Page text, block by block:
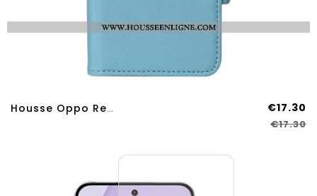
Housse Oppo Reno 14 Pro 5G Texture Litchi À Lanière €17.30
€17.30